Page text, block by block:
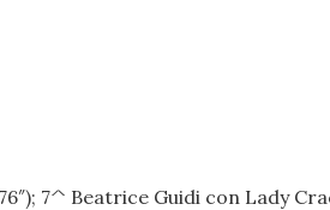
7^ Beatrice Guidi con Lady